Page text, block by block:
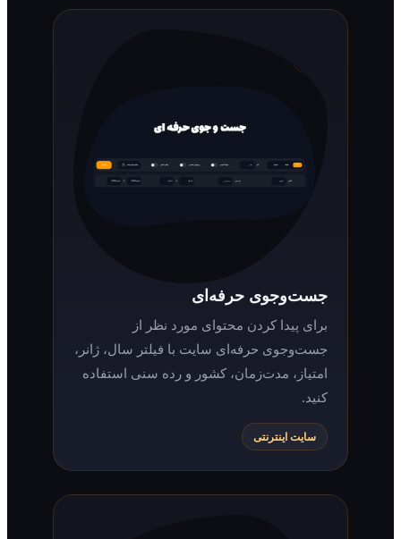
جست‌وجوی حرفه‌ای
برای پیدا کردن محتوای مورد نظر از
جست‌وجوی حرفه‌ای سایت با فیلتر سال، ژانر،
امتیاز، مدت‌زمان، کشور و رده سنی استفاده
سایت اینترنتی